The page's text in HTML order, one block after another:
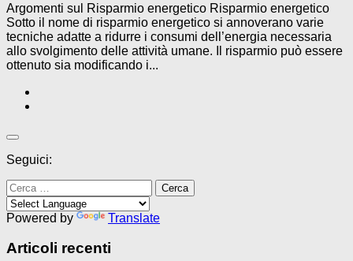
Argomenti sul Risparmio energetico Risparmio energetico
Sotto il nome di risparmio energetico si annoverano varie
tecniche adatte a ridurre i consumi dell’energia necessaria
allo svolgimento delle attività umane. Il risparmio può essere
ottenuto sia modificando i...
Seguici:
Ricerca
per:
Powered by
Translate
Articoli recenti